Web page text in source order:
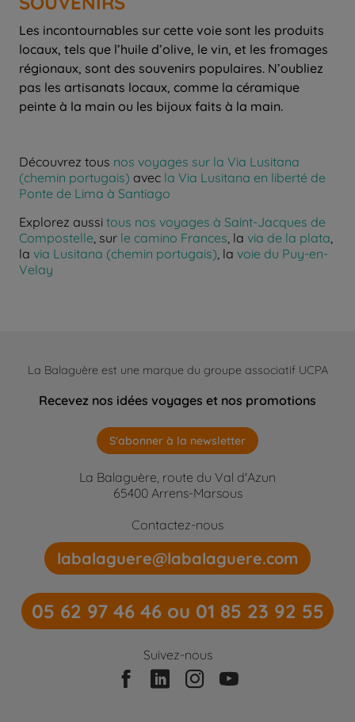
Les incontournables sur cette voie sont les produits
locaux, tels que l’huile d’olive, le vin, et les fromages
régionaux, sont des souvenirs populaires. N’oubliez
pas les artisanats locaux, comme la céramique
peinte à la main ou les bijoux faits à la main.
Découvrez tous nos voyages sur la Via Lusitana
(chemin portugais) avec la Via Lusitana en liberté de
Ponte de Lima à Santiago
Explorez aussi tous nos voyages à Saint-Jacques de
Compostelle, sur le camino Frances, la via de la plata,
la via Lusitana (chemin portugais), la voie du Puy-en-
Velay
La Balaguère est une marque du groupe associatif UCPA
Recevez nos idées voyages et nos promotions
S'abonner à la newsletter
La Balaguère, route du Val d'Azun
65400 Arrens-Marsous
Contactez-nous
labalaguere@labalaguere.com
05 62 97 46 46 ou 01 85 23 92 55
Suivez-nous